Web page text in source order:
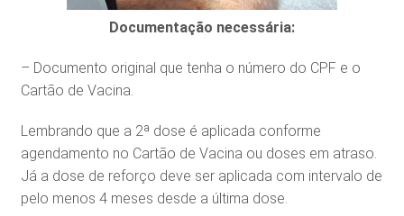
Documentação necessária:
– Documento original que tenha o número do CPF e o
Cartão de Vacina.
Lembrando que a 2ª dose é aplicada conforme
agendamento no Cartão de Vacina ou doses em atraso.
Já a dose de reforço deve ser aplicada com intervalo de
pelo menos 4 meses desde a última dose.